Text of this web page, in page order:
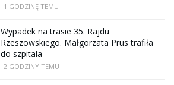
1 GODZINĘ TEMU
Wypadek na trasie 35. Rajdu
Rzeszowskiego. Małgorzata Prus trafiła
do szpitala
2 GODZINY TEMU